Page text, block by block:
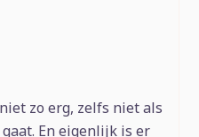
zo erg, zelfs niet als
En eigenlijk is er